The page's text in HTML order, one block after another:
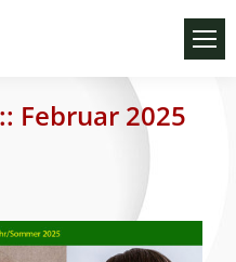
Februar 2025